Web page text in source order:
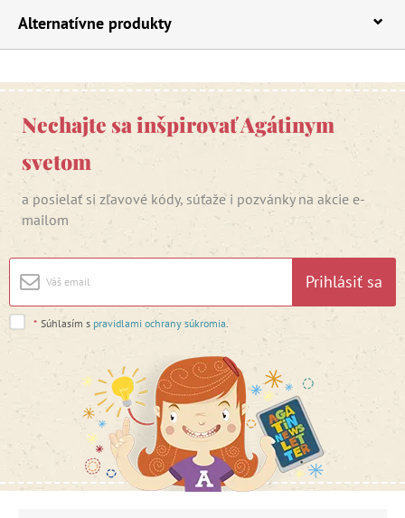
Alternatívne produkty
Nechajte sa inšpirovať Agátinym
svetom
a posielať si zľavové kódy, súťaže i pozvánky na akcie e-
mailom
Prihlásiť sa
* Súhlasím s pravidlami ochrany súkromia